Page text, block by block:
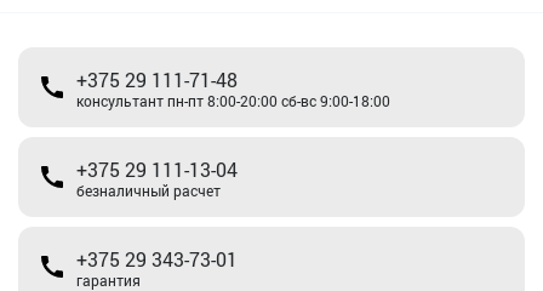
+375 29 111-71-48
консультант пн-пт 8:00-20:00 сб-вс 9:00-18:00
+375 29 111-13-04
безналичный расчет
+375 29 343-73-01
гарантия